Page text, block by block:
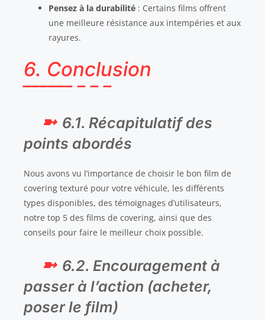
Pensez à la durabilité : Certains films offrent
une meilleure résistance aux intempéries et aux
rayures.
6. Conclusion
6.1. Récapitulatif des
points abordés
Nous avons vu l’importance de choisir le bon film de
covering texturé pour votre véhicule, les différents
types disponibles, des témoignages d’utilisateurs,
notre top 5 des films de covering, ainsi que des
conseils pour faire le meilleur choix possible.
6.2. Encouragement à
passer à l’action (acheter,
poser le film)